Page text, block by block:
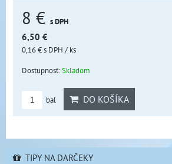
8 € s DPH
6,50 €
0,16 €s DPH / ks
Dostupnosť:Skladom
bal DO KOŠÍKA
TIPY NA DARČEKY